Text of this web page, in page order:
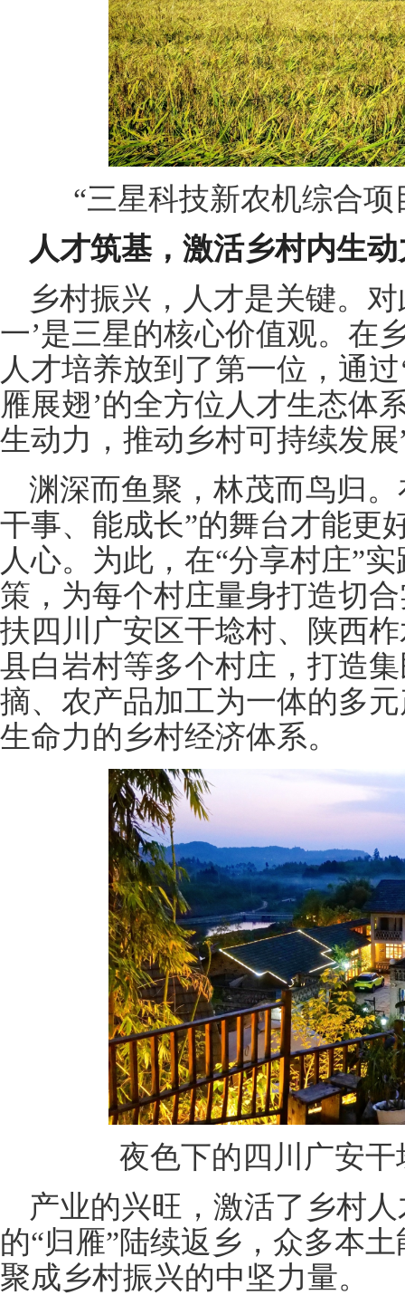
“三星科技新农机综合
人才筑基，激活乡村内生动
乡村振兴，人才是关键。
一’是三星的核心价值观。在
人才培养放到了第一位，通
雁展翅’的全方位人才生态体
生动力，推动乡村可持续发展
渊深而鱼聚，林茂而鸟归
干事、能成长”的舞台才能更
人心。为此，在“分享村庄”
策，为每个村庄量身打造切
扶四川广安区干埝村、陕西
县白岩村等多个村庄，打造
摘、农产品加工为一体的多
生命力的乡村经济体系。
夜色下的四川广安
产业的兴旺，激活了乡村
的“归雁”陆续返乡，众多本
聚成乡村振兴的中坚力量。